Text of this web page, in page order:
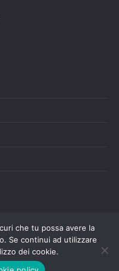
Policy | Web Agency Emmè
che tu possa avere la
Se continui ad utilizzare
dei cookie.